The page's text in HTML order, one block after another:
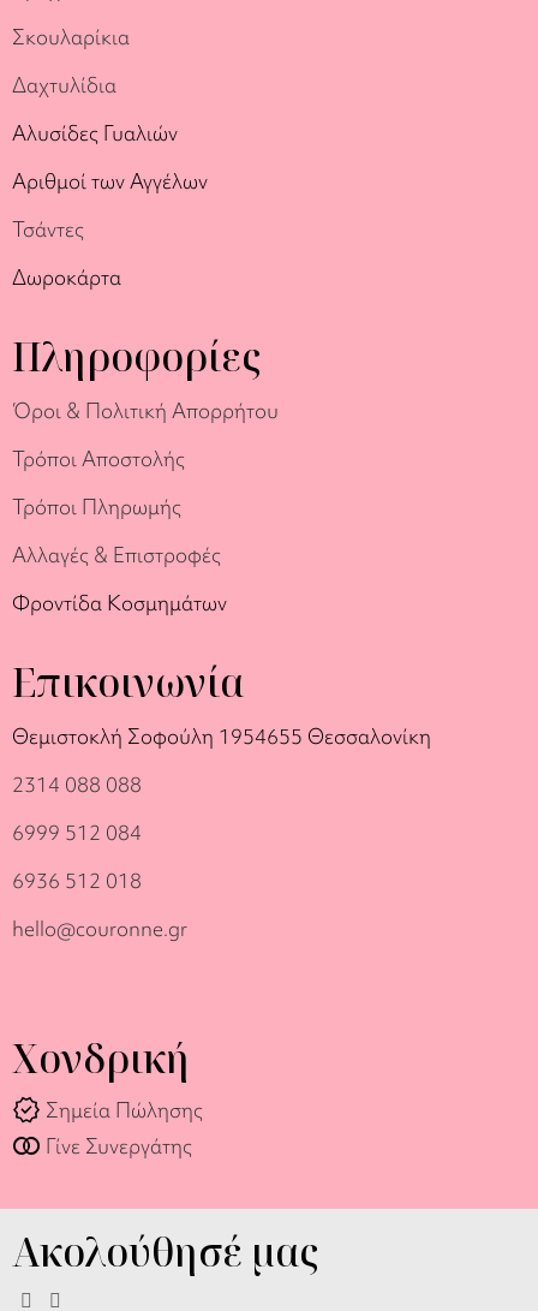
Σκουλαρίκια
Δαχτυλίδια
Αλυσίδες Γυαλιών
Αριθμοί των Αγγέλων
Τσάντες
Δωροκάρτα
Πληροφορίες
Όροι & Πολιτική Απορρήτου
Τρόποι Αποστολής
Τρόποι Πληρωμής
Αλλαγές & Επιστροφές
Φροντίδα Κοσμημάτων
Επικοινωνία
Θεμιστοκλή Σοφούλη 1954655 Θεσσαλονίκη
2314 088 088
6999 512 084
6936 512 018
hello@couronne.gr
Χονδρική
verified Σημεία Πώλησης
join_full Γίνε Συνεργάτης
Ακολούθησέ μας